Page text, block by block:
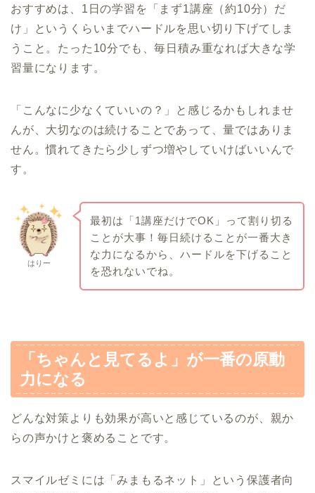
おすすめは、1日の学習を「まず1講座（約10分）だ
け」というくらいまでハードルを思い切り下げてしま
うこと。たった10分でも、毎日積み重なれば大きな学
習量になります。
「こんなに少なくていいの？」と感じるかもしれませ
んが、大切なのは続けることであって、量ではありま
せん。慣れてきたら少しずつ増やしていけばいいんで
す。
はりー
最初は「1講座だけでOK」って割り切る
ことが大事！毎日続けることが一番大き
な力になるから、ハードルを下げること
を恐れないでね。
「ちゃんと見てるよ」が一番の原動
力になる
どんな対策よりも効果が高いと感じているのが、親か
らの声かけと褒めることです。
スマイルゼミには「みまもるネット」という保護者向